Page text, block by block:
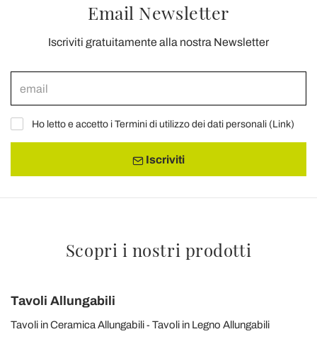
Email Newsletter
Iscriviti gratuitamente alla nostra Newsletter
Ho letto e accetto i Termini di utilizzo dei dati personali (Link)
Iscriviti
Scopri i nostri prodotti
Tavoli Allungabili
Tavoli in Ceramica Allungabili
Tavoli in Legno Allungabili